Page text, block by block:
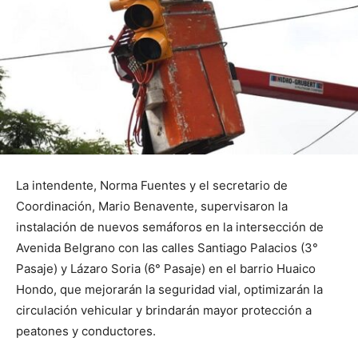
La intendente, Norma Fuentes y el secretario de
Coordinación, Mario Benavente, supervisaron la
instalación de nuevos semáforos en la intersección de
Avenida Belgrano con las calles Santiago Palacios (3°
Pasaje) y Lázaro Soria (6° Pasaje) en el barrio Huaico
Hondo, que mejorarán la seguridad vial, optimizarán la
circulación vehicular y brindarán mayor protección a
peatones y conductores.